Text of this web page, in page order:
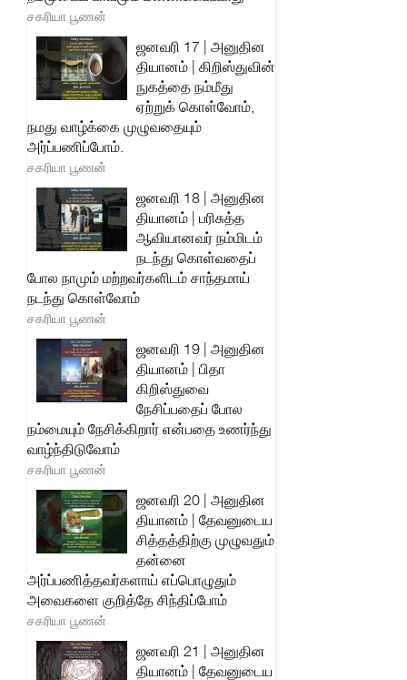
சகரியா பூணன்
ஜனவரி 17 | அனுதின
தியானம் | கிறிஸ்துவின்
நுகத்தை நம்மீது
ஏற்றுக் கொள்வோம்,
நமது வாழ்க்கை முழுவதையும்
அர்ப்பணிப்போம்.
சகரியா பூணன்
ஜனவரி 18 | அனுதின
தியானம் | பரிசுத்த
ஆவியானவர் நம்மிடம்
நடந்து கொள்வதைப்
போல நாமும் மற்றவர்களிடம் சாந்தமாய்
நடந்து கொள்வோம்
சகரியா பூணன்
ஜனவரி 19 | அனுதின
தியானம் | பிதா
கிறிஸ்துவை
நேசிப்பதைப் போல
நம்மையும் நேசிக்கிறார் என்பதை உணர்ந்து
வாழ்ந்திடுவோம்
சகரியா பூணன்
ஜனவரி 20 | அனுதின
தியானம் | தேவனுடைய
சித்தத்திற்கு முழுவதும்
தன்னை
அர்ப்பணித்தவர்களாய் எப்பொழுதும்
அவைகளை குறித்தே சிந்திப்போம்
சகரியா பூணன்
ஜனவரி 21 | அனுதின
தியானம் | தேவனுடைய